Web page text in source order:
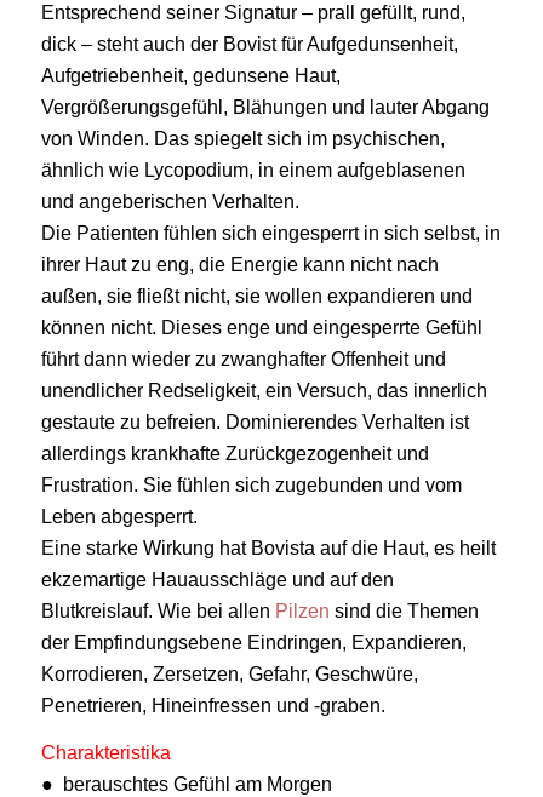
Entsprechend seiner Signatur – prall gefüllt, rund,
dick – steht auch der Bovist für Aufgedunsenheit,
Aufgetriebenheit, gedunsene Haut,
Vergrößerungsgefühl, Blähungen und lauter Abgang
von Winden. Das spiegelt sich im psychischen,
ähnlich wie Lycopodium, in einem aufgeblasenen
und angeberischen Verhalten.
Die Patienten fühlen sich eingesperrt in sich selbst, in
ihrer Haut zu eng, die Energie kann nicht nach
außen, sie fließt nicht, sie wollen expandieren und
können nicht. Dieses enge und eingesperrte Gefühl
führt dann wieder zu zwanghafter Offenheit und
unendlicher Redseligkeit, ein Versuch, das innerlich
gestaute zu befreien. Dominierendes Verhalten ist
allerdings krankhafte Zurückgezogenheit und
Frustration. Sie fühlen sich zugebunden und vom
Leben abgesperrt.
Eine starke Wirkung hat Bovista auf die Haut, es heilt
ekzemartige Hauausschläge und auf den
Blutkreislauf. Wie bei allen Pilzen sind die Themen
der Empfindungsebene Eindringen, Expandieren,
Korrodieren, Zersetzen, Gefahr, Geschwüre,
Penetrieren, Hineinfressen und -graben.
Charakteristika
● berauschtes Gefühl am Morgen